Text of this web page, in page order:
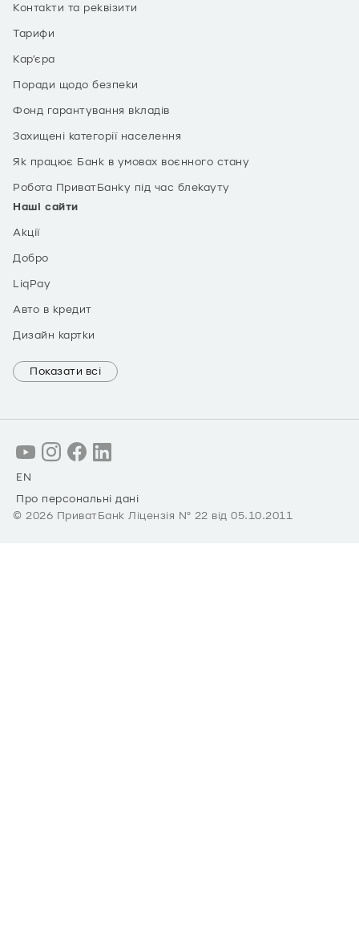
Контакти та реквізити
Тарифи
Кар’єра
Поради щодо безпеки
Фонд гарантування вкладів
Захищені категорії населення
Як працює Банк в умовах воєнного стану
Робота ПриватБанку під час блекауту
Наші сайти
Акції
Добро
LiqPay
Авто в кредит
Дизайн картки
Показати всі
EN
Про персональні дані
© 2026 ПриватБанк Ліцензія № 22 від 05.10.2011